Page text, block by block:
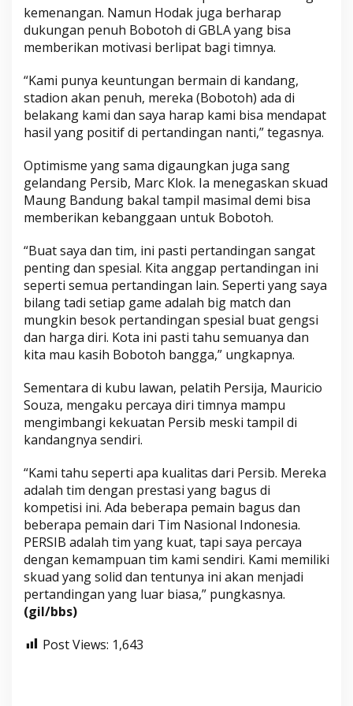
kemenangan. Namun Hodak juga berharap
dukungan penuh Bobotoh di GBLA yang bisa
memberikan motivasi berlipat bagi timnya.
“Kami punya keuntungan bermain di kandang,
stadion akan penuh, mereka (Bobotoh) ada di
belakang kami dan saya harap kami bisa mendapat
hasil yang positif di pertandingan nanti,” tegasnya.
Optimisme yang sama digaungkan juga sang
gelandang Persib, Marc Klok. Ia menegaskan skuad
Maung Bandung bakal tampil masimal demi bisa
memberikan kebanggaan untuk Bobotoh.
“Buat saya dan tim, ini pasti pertandingan sangat
penting dan spesial. Kita anggap pertandingan ini
seperti semua pertandingan lain. Seperti yang saya
bilang tadi setiap game adalah big match dan
mungkin besok pertandingan spesial buat gengsi
dan harga diri. Kota ini pasti tahu semuanya dan
kita mau kasih Bobotoh bangga,” ungkapnya.
Sementara di kubu lawan, pelatih Persija, Mauricio
Souza, mengaku percaya diri timnya mampu
mengimbangi kekuatan Persib meski tampil di
kandangnya sendiri.
“Kami tahu seperti apa kualitas dari Persib. Mereka
adalah tim dengan prestasi yang bagus di
kompetisi ini. Ada beberapa pemain bagus dan
beberapa pemain dari Tim Nasional Indonesia.
PERSIB adalah tim yang kuat, tapi saya percaya
dengan kemampuan tim kami sendiri. Kami memiliki
skuad yang solid dan tentunya ini akan menjadi
pertandingan yang luar biasa,” pungkasnya.
(gil/bbs)
Post Views: 1,643